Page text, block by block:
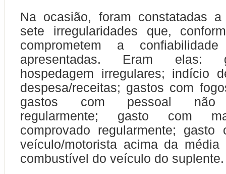
Na ocasião, foram constatadas
sete irregularidades que,
comprometem a
apresentadas. Eram elas:
hospedagem irregulares; indício
despesa/receitas; gastos com
gastos com pessoal não
regularmente; gasto com
comprovado regularmente;
veículo/motorista acima da
combustível do veículo do suplente.